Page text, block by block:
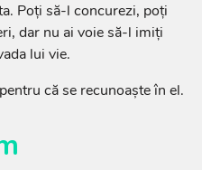
Poți să-l concurezi, poți
dar nu ai voie să-l imiți
lui vie.
că se recunoaște în el.